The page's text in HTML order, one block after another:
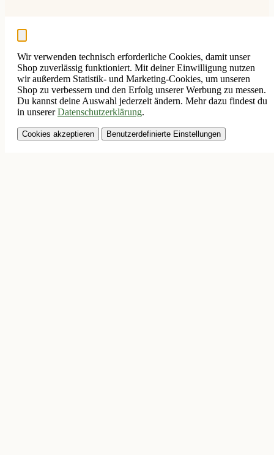
Wir verwenden technisch erforderliche Cookies, damit unser
Shop zuverlässig funktioniert. Mit deiner Einwilligung nutzen
wir außerdem Statistik- und Marketing-Cookies, um unseren
Shop zu verbessern und den Erfolg unserer Werbung zu messen.
Du kannst deine Auswahl jederzeit ändern. Mehr dazu findest du
in unsererDatenschutzerklärung.
Cookies akzeptieren Benutzerdefinierte Einstellungen